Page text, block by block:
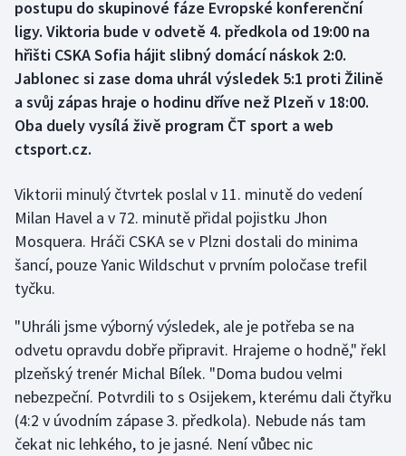
Dostihy
Florbal
Futsal
Gymnastika
Házená
Judo
Krasobruslení
Lezení
postupu do skupinové fáze Evropské konferenční
ligy. Viktoria bude v odvetě 4. předkola od 19:00 na
hřišti CSKA Sofia hájit slibný domácí náskok 2:0.
Jablonec si zase doma uhrál výsledek 5:1 proti Žilině
a svůj zápas hraje o hodinu dříve než Plzeň v 18:00.
Oba duely vysílá živě program ČT sport a web
ctsport.cz.
Viktorii minulý čtvrtek poslal v 11. minutě do vedení
Milan Havel a v 72. minutě přidal pojistku Jhon
Mosquera. Hráči CSKA se v Plzni dostali do minima
šancí, pouze Yanic Wildschut v prvním poločase trefil
tyčku.
"Uhráli jsme výborný výsledek, ale je potřeba se na
odvetu opravdu dobře připravit. Hrajeme o hodně," řekl
plzeňský trenér Michal Bílek. "Doma budou velmi
nebezpeční. Potvrdili to s Osijekem, kterému dali čtyřku
(4:2 v úvodním zápase 3. předkola). Nebude nás tam
čekat nic lehkého, to je jasné. Není vůbec nic